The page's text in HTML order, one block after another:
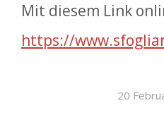
Mit diesem Link
https://
20